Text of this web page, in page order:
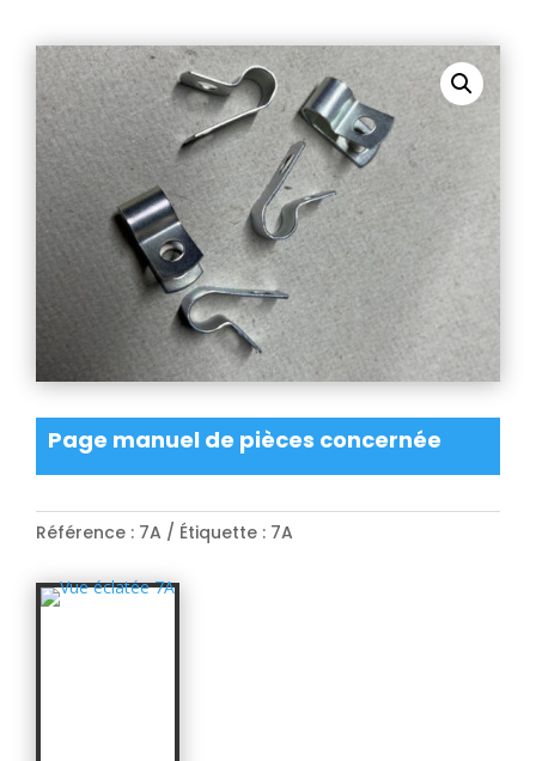
Page manuel de pièces concernée
Référence : 7A Étiquette : 7A